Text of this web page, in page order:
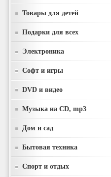
Товары для детей
Подарки для всех
Электроника
Софт и игры
DVD и видео
Музыка на CD, mp3
Дом и сад
Бытовая техника
Спорт и отдых